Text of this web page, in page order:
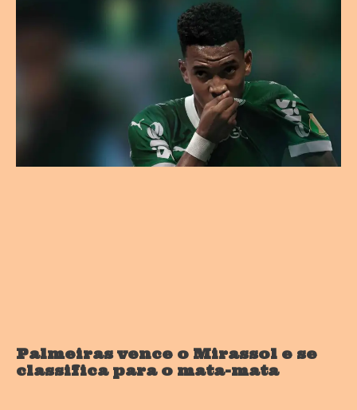
Palmeiras vence o Mirassol e se
classifica para o mata-mata